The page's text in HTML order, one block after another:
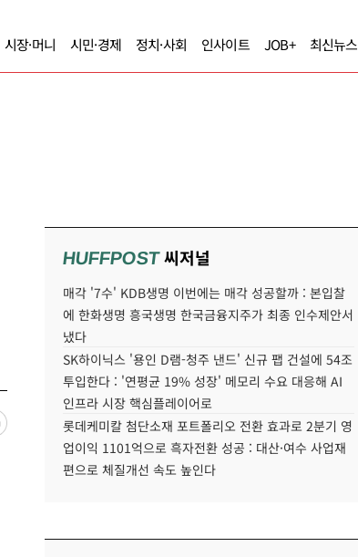
시장·머니 시민·경제 정치·사회 인사이트 JOB+ 최신뉴스
HUFFPOST씨저널
매각 '7수' KDB생명 이번에는 매각 성공할까 : 본입찰
에 한화생명 흥국생명 한국금융지주가 최종 인수제안서
냈다
SK하이닉스 '용인 D램-청주 낸드' 신규 팹 건설에 54조
투입한다 : '연평균 19% 성장' 메모리 수요 대응해 AI
인프라 시장 핵심플레이어로
롯데케미칼 첨단소재 포트폴리오 전환 효과로 2분기 영
업이익 1101억으로 흑자전환 성공 : 대산·여수 사업재
편으로 체질개선 속도 높인다